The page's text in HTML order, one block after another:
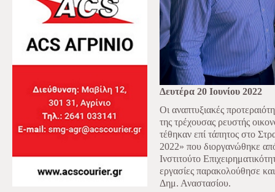
Δευτέρα 20 Ιουνίου 2022
Οι αναπτυξιακές
της τρέχουσας ρευστής
τέθηκαν επί τάπητος στο
2022» που διοργανώθηκε
Ινστιτούτο
εργασίες παρακολούθησε
Δημ. Αναστασίου.